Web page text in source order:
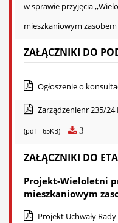
w sprawie przyjęcia
mieszkaniowym
ZAŁĄCZNIKI DO
Ogłoszenie o
Zarządzenienr 235/
(pdf - 65KB) 3
ZAŁĄCZNIKI DO
Projekt-Wieloletni
mieszkaniowym
Projekt Uchwały